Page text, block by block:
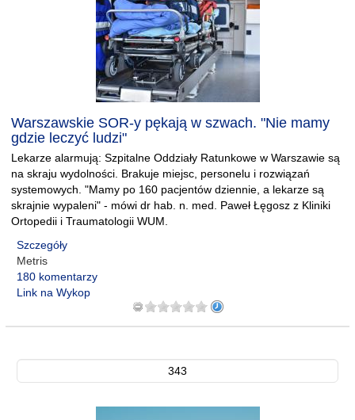
Warszawskie SOR-y pękają w szwach. "Nie mamy
gdzie leczyć ludzi"
Lekarze alarmują: Szpitalne Oddziały Ratunkowe w Warszawie są
na skraju wydolności. Brakuje miejsc, personelu i rozwiązań
systemowych. "Mamy po 160 pacjentów dziennie, a lekarze są
skrajnie wypaleni" - mówi dr hab. n. med. Paweł Łęgosz z Kliniki
Ortopedii i Traumatologii WUM.
Szczegóły
Metris
180 komentarzy
Link na Wykop
343